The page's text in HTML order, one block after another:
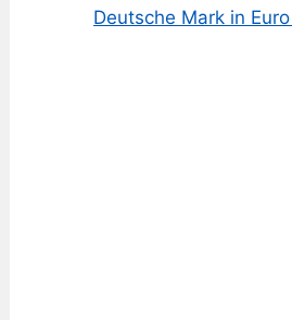
Deutsche Mark in